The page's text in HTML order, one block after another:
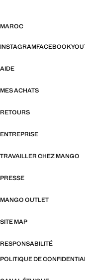
MAROC
INSTAGRAMFACEBOOK
AIDE
MES ACHATS
RETOURS
ENTREPRISE
TRAVAILLER CHEZ MANGO
PRESSE
MANGO OUTLET
SITE MAP
RESPONSABILITÉ
POLITIQUE DE